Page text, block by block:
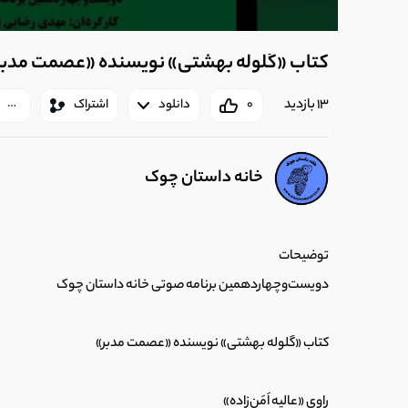
کتاب «گلوله بهشتی» نویسنده «عصمت
0 دانلود اشتراک 13 بازدید
خانه داستان چوک
توضیحات
دویست‌وچهاردهمین برنامه صوتی خانه داستان چوک
کتاب «گلوله بهشتی» نویسنده «عصمت مدبر»
راوی «عالیه اَمَن‌زاده»